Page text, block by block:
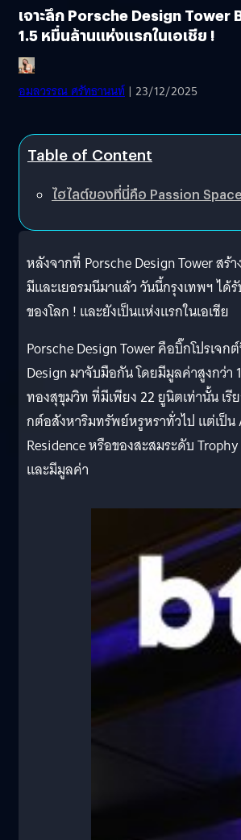
เจาะลึก Porsche Design Tower
1.5 หมื่นล้านแห่งแรกในเอเชีย !
อมลวรรณ ศรัทธานนท์ | 23/12/2025
Table of Content
ไฮไลต์ของที่นี่คือ Passion Space
หลังจากที่ Porsche Design Tower สร้
มีและเยอรมนีมาแล้ว วันนี้กรุงเทพฯ ไ
ของโลก ! และยังเป็นแห่งแรกในเอเชีย
Porsche Design Tower คือบิ๊กโปรเจ
Design มาจับมือกัน โดยมีมูลค่าสูงกว่า
ทองสุขุมวิท ที่มีเพียง 22 ยูนิตเท่านั้น เรี
กต์อสังหาริมทรัพย์หรูหราทั่วไป แต่เป็น
Residence หรือของสะสมระดับ
และมีมูลค่า